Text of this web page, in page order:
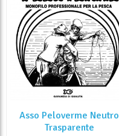
Asso Peloverme Neutro
Trasparente